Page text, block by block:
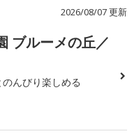
2026/08/07 更新
ブルーメの丘／
んびり楽しめる